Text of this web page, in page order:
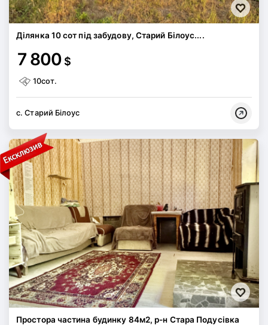
Ділянка 10 сот під забудову, Старий Білоус....
7 800 $
10сот.
с. Старий Білоус
Простора частина будинку 84м2, р-н Стара Подусівка